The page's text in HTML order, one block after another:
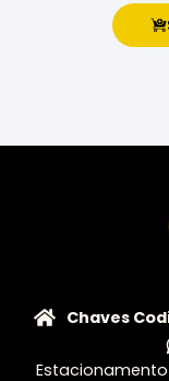
Chaves